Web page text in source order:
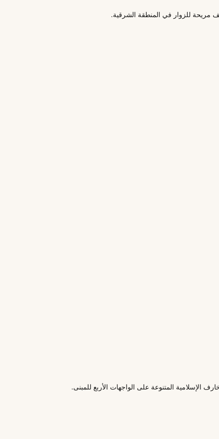
مريحة للزوار في المنطقة الشرقية.
الإسلامية المتنوعة على الواجهات الأربع للمبنى.